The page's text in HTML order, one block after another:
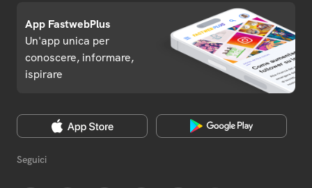
App FastwebPlus
Un'app unica per
conoscere, informare,
ispirare
Seguici